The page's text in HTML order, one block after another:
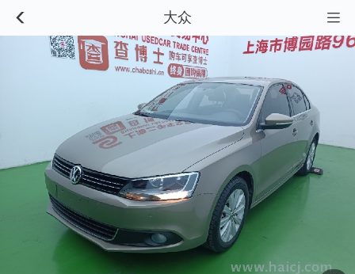
 大众 